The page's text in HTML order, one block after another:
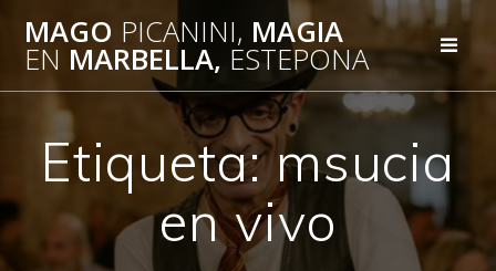
Saltar
al
contenido
MAGO PICANINI, MAGIA
EN MARBELLA, ESTEPONA
Etiqueta:msucia
en vivo